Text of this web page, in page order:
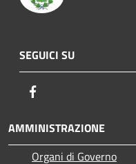
SEGUICI SU
AMMINISTRAZIONE
Organi di Governo